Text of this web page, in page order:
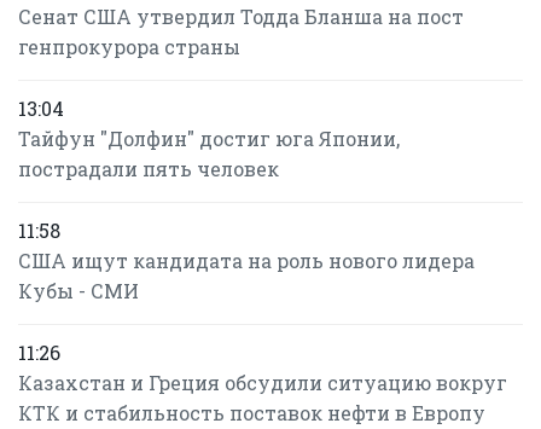
Сенат США утвердил Тодда Бланша на пост
генпрокурора страны
13:04
Тайфун "Долфин" достиг юга Японии,
пострадали пять человек
11:58
США ищут кандидата на роль нового лидера
Кубы - СМИ
11:26
Казахстан и Греция обсудили ситуацию вокруг
КТК и стабильность поставок нефти в Европу